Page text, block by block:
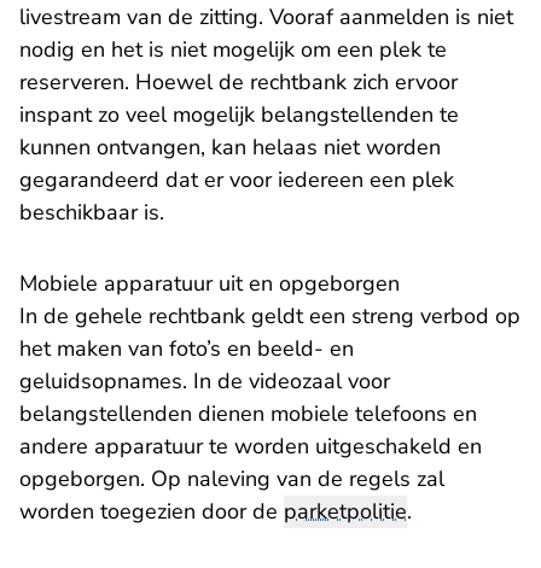
livestream van de zitting. Vooraf aanmelden is niet
nodig en het is niet mogelijk om een plek te
reserveren. Hoewel de rechtbank zich ervoor
inspant zo veel mogelijk belangstellenden te
kunnen ontvangen, kan helaas niet worden
gegarandeerd dat er voor iedereen een plek
beschikbaar is.
Mobiele apparatuur uit en opgeborgen
In de gehele rechtbank geldt een streng verbod op
het maken van foto’s en beeld- en
geluidsopnames. In de videozaal voor
belangstellenden dienen mobiele telefoons en
andere apparatuur te worden uitgeschakeld en
opgeborgen. Op naleving van de regels zal
worden toegezien door de parketpolitie.